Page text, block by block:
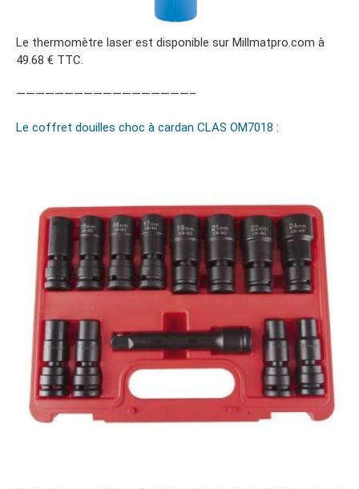
Le thermomètre laser est disponible sur Millmatpro.com à
49.68 € TTC.
——————————————————–
Le coffret douilles choc à cardan CLAS OM7018 :